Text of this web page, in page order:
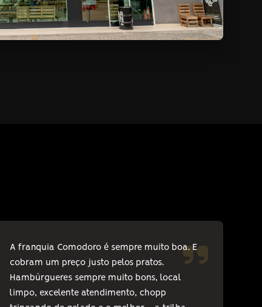
A franquia Comodoro é sempre muito boa. E
cobram um preço justo pelos pratos.
Hambúrgueres sempre muito bons, local
limpo, excelente atendimento, chopp